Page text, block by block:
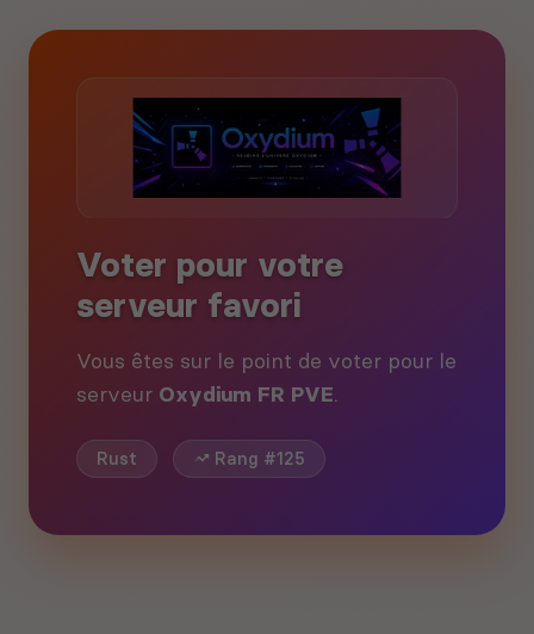
Voter pour votre
serveur favori
Vous êtes sur le point de voter pour le
serveur Oxydium FR PVE.
Rust Rang #125